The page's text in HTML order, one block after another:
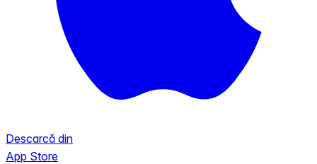
Descarcă din
App Store